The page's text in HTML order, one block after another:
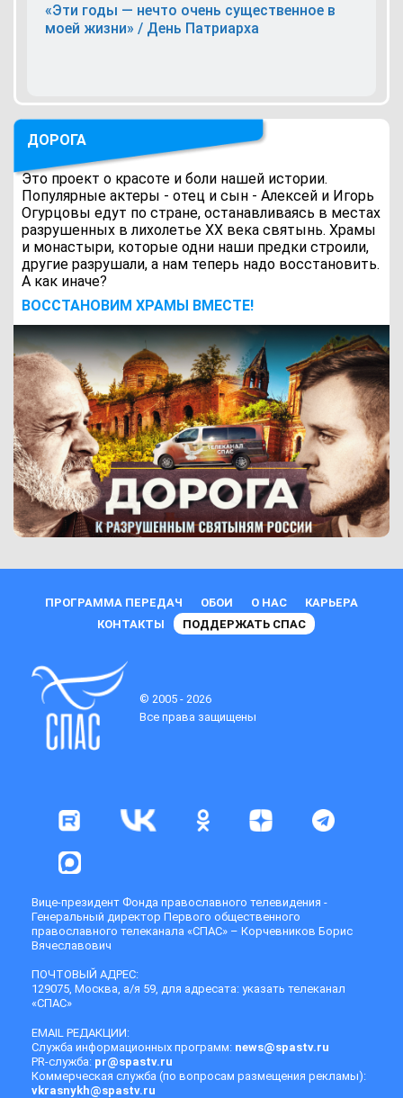
«Эти годы — нечто очень существенное в
моей жизни» / День Патриарха
ДОРОГА
Это проект о красоте и боли нашей истории.
Популярные актеры - отец и сын - Алексей и Игорь
Огурцовы едут по стране, останавливаясь в местах
разрушенных в лихолетье ХХ века святынь. Храмы
и монастыри, которые одни наши предки строили,
другие разрушали, а нам теперь надо восстановить.
А как иначе?
ВОCСТАНОВИМ ХРАМЫ ВМЕСТЕ!
ПРОГРАММА ПЕРЕДАЧ ОБОИ О НАС
КАРЬЕРА
КОНТАКТЫ
ПОДДЕРЖАТЬ СПАС
© 2005 - 2026
Все права защищены
Вице-президент Фонда православного телевидения -
Генеральный директор Первого общественного
православного телеканала «СПАС» – Корчевников Борис
Вячеславович
ПОЧТОВЫЙ АДРЕС:
129075, Москва, а/я 59, для адресата: указать телеканал
«СПАС»
EMAIL РЕДАКЦИИ:
Служба информационных программ: news@spastv.ru
PR-служба: pr@spastv.ru
Коммерческая служба (по вопросам размещения рекламы):
vkrasnykh@spastv.ru